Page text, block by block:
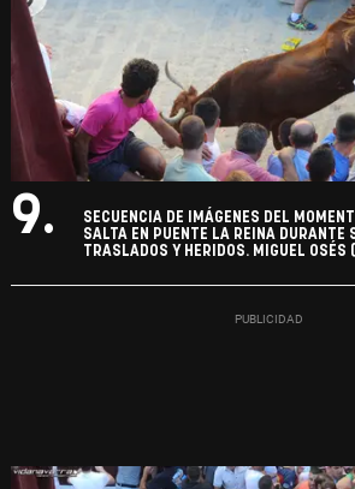
9.
SECUENCIA DE IMÁGENES DEL
SALTA EN PUENTE LA REINA DURANTE
TRASLADOS Y HERIDOS. MIGUEL OSÉS